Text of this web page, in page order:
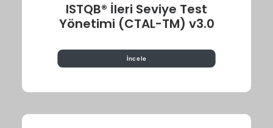
ISTQB® İleri Seviye Test
Yönetimi (CTAL-TM) v3.0
İncele